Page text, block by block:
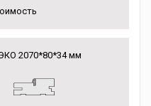
2070*80*34 мм